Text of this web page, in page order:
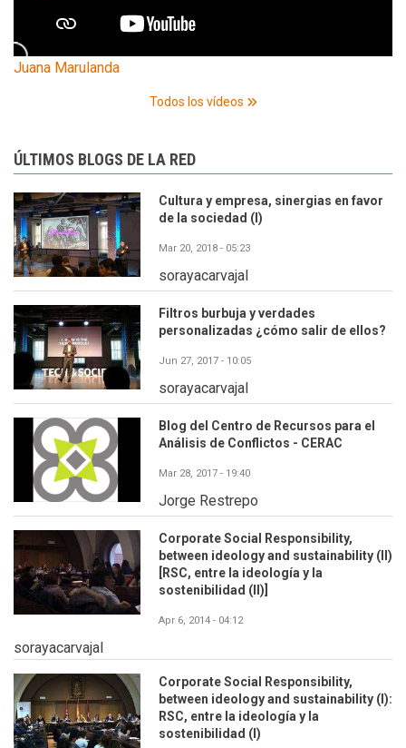
Juana Marulanda
Todos los vídeos
ÚLTIMOS BLOGS DE LA RED
Cultura y empresa, sinergias en favor
de la sociedad (I)
Mar 20, 2018 - 05:23
sorayacarvajal
Filtros burbuja y verdades
personalizadas ¿cómo salir de ellos?
Jun 27, 2017 - 10:05
sorayacarvajal
Blog del Centro de Recursos para el
Análisis de Conflictos - CERAC
Mar 28, 2017 - 19:40
Jorge Restrepo
Corporate Social Responsibility,
between ideology and sustainability (II)
[RSC, entre la ideología y la
sostenibilidad (II)]
Apr 6, 2014 - 04:12
sorayacarvajal
Corporate Social Responsibility,
between ideology and sustainability (I):
RSC, entre la ideología y la
sostenibilidad (I)